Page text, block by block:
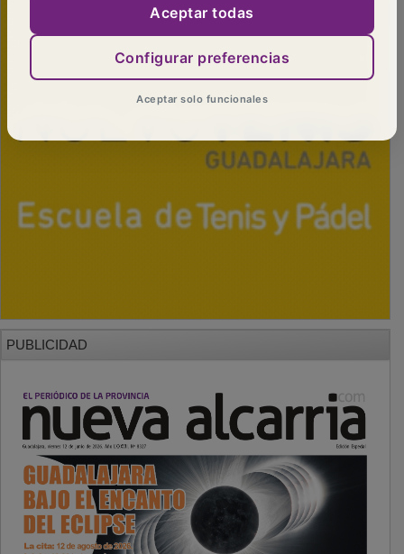
Aceptar todas
Configurar preferencias
Aceptar solo funcionales